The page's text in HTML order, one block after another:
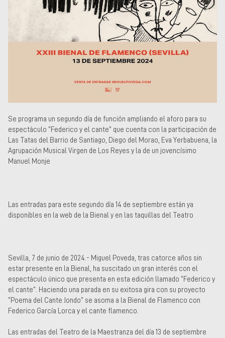
Se programa un segundo día de función ampliando el aforo para su
espectáculo “Federico y el cante” que cuenta con la participación de
Las Tatas del Barrio de Santiago, Diego del Morao, Eva Yerbabuena, la
Agrupación Musical Virgen de Los Reyes y la de un jovencísimo
Manuel Monje
Las entradas para este segundo día 14 de septiembre están ya
disponibles en la web de la Bienal y en las taquillas del Teatro
Sevilla, 7 de junio de 2024.- Miguel Poveda, tras catorce años sin
estar presente en la Bienal, ha suscitado un gran interés con el
espectáculo único que presenta en esta edición llamado “Federico y
el cante”. Haciendo una parada en su exitosa gira con su proyecto
“Poema del Cante Jondo” se asoma a la Bienal de Flamenco con
Federico García Lorca y el cante flamenco.
Las entradas del Teatro de la Maestranza del día 13 de septiembre